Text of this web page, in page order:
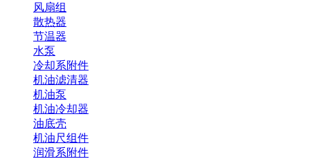
风扇组
散热器
节温器
水泵
冷却系附件
机油滤清器
机油泵
机油冷却器
油底壳
机油尺组件
润滑系附件